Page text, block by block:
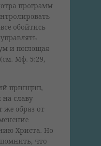
программ
обойтись
и поглощая
Мф. 5:29,
принцип,
на славу
же образ от
Христа. Но
что